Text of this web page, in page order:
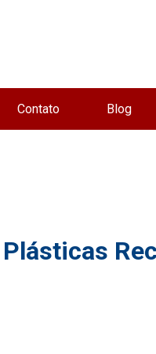
Contato Blog